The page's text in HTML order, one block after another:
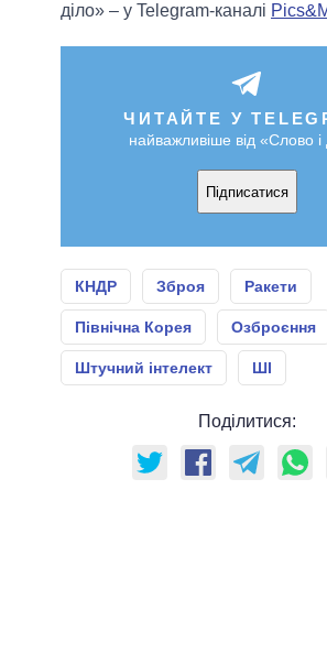
діло» – у Telegram-каналі
ЧИТАЙТЕ У
найважливіше від «Слово і
Підписатися
КНДР Зброя Ракети
Північна Корея Озброєння
Штучний інтелект ШІ
Поділитися: